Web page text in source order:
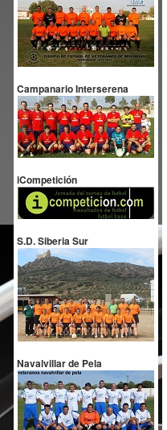
Campanario Interserena
iCompetición
S.D. Siberia Sur
Navalvillar de Pela